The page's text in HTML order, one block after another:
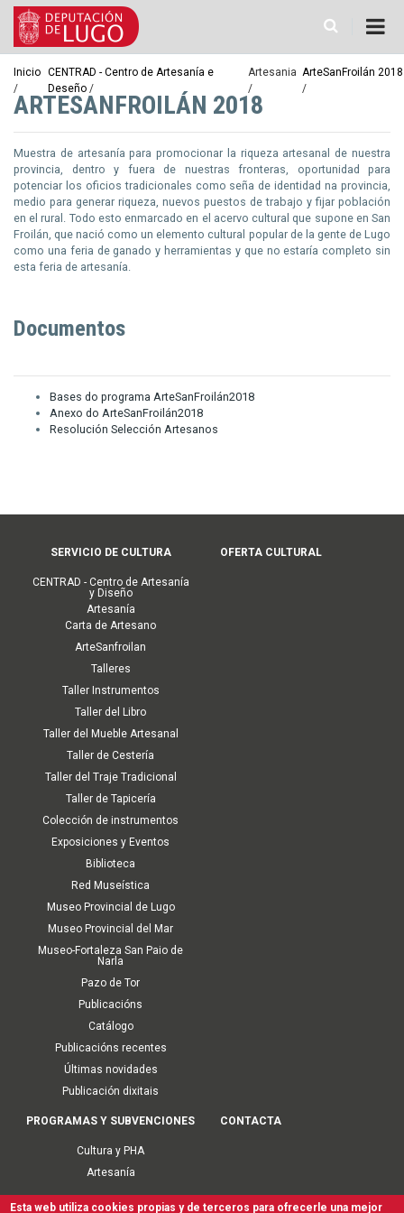
Pasar
contenido
principal
Ruta
de
navegación
Inicio CENTRAD - Centro de Artesanía e
Deseño
Artesania ArteSanFroilán 2018
ARTESANFROILÁN 2018
Muestra de artesanía para promocionar la riqueza artesanal de nuestra
provincia, dentro y fuera de nuestras fronteras, oportunidad para
potenciar los oficios tradicionales como seña de identidad na provincia,
medio para generar riqueza, nuevos puestos de trabajo y fijar población
en el rural. Todo esto enmarcado en el acervo cultural que supone en San
Froilán, que nació como un elemento cultural popular de la gente de Lugo
como una feria de ganado y herramientas y que no estaría completo sin
esta feria de artesanía.
Documentos
Bases do programa ArteSanFroilán2018
Anexo do ArteSanFroilán2018
Resolución Selección Artesanos
Menú
principal
(Cultura)
SERVICIO DE CULTURA
CENTRAD - Centro de Artesanía
y Diseño
Artesanía
Carta de Artesano
ArteSanfroilan
Talleres
Taller Instrumentos
Taller del Libro
Taller del Mueble Artesanal
Taller de Cestería
Taller del Traje Tradicional
Taller de Tapicería
Colección de instrumentos
Exposiciones y Eventos
Biblioteca
Red Museística
Museo Provincial de Lugo
Museo Provincial del Mar
Museo-Fortaleza San Paio de
Narla
Pazo de Tor
Publicacións
Catálogo
Publicacións recentes
Últimas novidades
Publicación dixitais
OFERTA CULTURAL
PROGRAMAS Y SUBVENCIONES
Cultura y PHA
Artesanía
CONTACTA
Esta web utiliza cookies propias y de terceros para ofrecerle una mejor